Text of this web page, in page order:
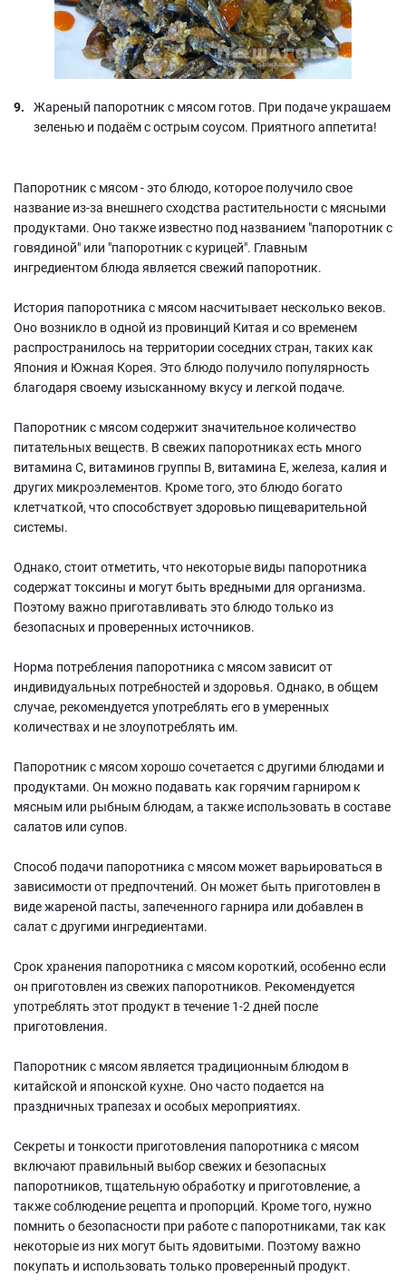
Жареный папоротник с мясом готов. При подаче украшаем
зеленью и подаём с острым соусом. Приятного аппетита!
Папоротник с мясом - это блюдо, которое получило свое
название из-за внешнего сходства растительности с мясными
продуктами. Оно также известно под названием "папоротник с
говядиной" или "папоротник с курицей". Главным
ингредиентом блюда является свежий папоротник.
История папоротника с мясом насчитывает несколько веков.
Оно возникло в одной из провинций Китая и со временем
распространилось на территории соседних стран, таких как
Япония и Южная Корея. Это блюдо получило популярность
благодаря своему изысканному вкусу и легкой подаче.
Папоротник с мясом содержит значительное количество
питательных веществ. В свежих папоротниках есть много
витамина С, витаминов группы В, витамина Е, железа, калия и
других микроэлементов. Кроме того, это блюдо богато
клетчаткой, что способствует здоровью пищеварительной
системы.
Однако, стоит отметить, что некоторые виды папоротника
содержат токсины и могут быть вредными для организма.
Поэтому важно приготавливать это блюдо только из
безопасных и проверенных источников.
Норма потребления папоротника с мясом зависит от
индивидуальных потребностей и здоровья. Однако, в общем
случае, рекомендуется употреблять его в умеренных
количествах и не злоупотреблять им.
Папоротник с мясом хорошо сочетается с другими блюдами и
продуктами. Он можно подавать как горячим гарниром к
мясным или рыбным блюдам, а также использовать в составе
салатов или супов.
Способ подачи папоротника с мясом может варьироваться в
зависимости от предпочтений. Он может быть приготовлен в
виде жареной пасты, запеченного гарнира или добавлен в
салат с другими ингредиентами.
Срок хранения папоротника с мясом короткий, особенно если
он приготовлен из свежих папоротников. Рекомендуется
употреблять этот продукт в течение 1-2 дней после
приготовления.
Папоротник с мясом является традиционным блюдом в
китайской и японской кухне. Оно часто подается на
праздничных трапезах и особых мероприятиях.
Секреты и тонкости приготовления папоротника с мясом
включают правильный выбор свежих и безопасных
папоротников, тщательную обработку и приготовление, а
также соблюдение рецепта и пропорций. Кроме того, нужно
помнить о безопасности при работе с папоротниками, так как
некоторые из них могут быть ядовитыми. Поэтому важно
покупать и использовать только проверенный продукт.